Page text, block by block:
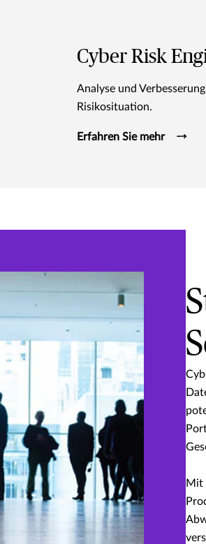
Cyber Risk
Analyse und
Risikosituation.
Erfahren Sie mehr
Mit